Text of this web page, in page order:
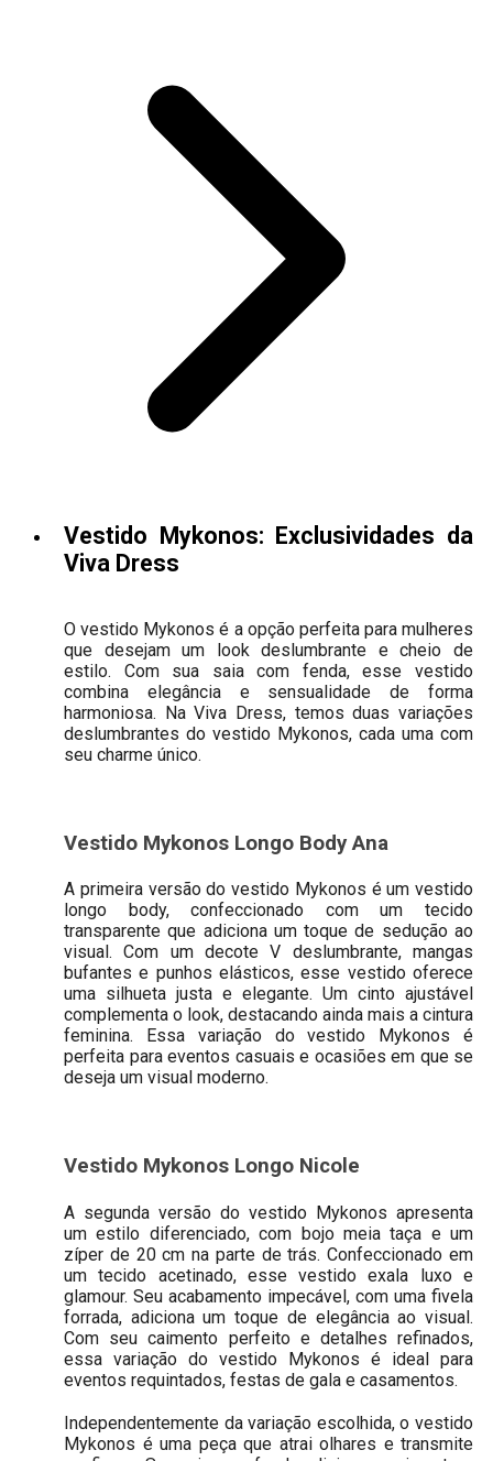
Vestido Mykonos: Exclusividades da
Viva Dress
O vestido Mykonos é a opção perfeita para mulheres
que desejam um look deslumbrante e cheio de
estilo. Com sua saia com fenda, esse vestido
combina elegância e sensualidade de forma
harmoniosa. Na Viva Dress, temos duas variações
deslumbrantes do vestido Mykonos, cada uma com
seu charme único.
Vestido Mykonos Longo Body Ana
A primeira versão do vestido Mykonos é um vestido
longo body, confeccionado com um tecido
transparente que adiciona um toque de sedução ao
visual. Com um decote V deslumbrante, mangas
bufantes e punhos elásticos, esse vestido oferece
uma silhueta justa e elegante. Um cinto ajustável
complementa o look, destacando ainda mais a cintura
feminina. Essa variação do vestido Mykonos é
perfeita para eventos casuais e ocasiões em que se
deseja um visual moderno.
Vestido Mykonos Longo Nicole
A segunda versão do vestido Mykonos apresenta
um estilo diferenciado, com bojo meia taça e um
zíper de 20 cm na parte de trás. Confeccionado em
um tecido acetinado, esse vestido exala luxo e
glamour. Seu acabamento impecável, com uma fivela
forrada, adiciona um toque de elegância ao visual.
Com seu caimento perfeito e detalhes refinados,
essa variação do vestido Mykonos é ideal para
eventos requintados, festas de gala e casamentos.
Independentemente da variação escolhida, o vestido
Mykonos é uma peça que atrai olhares e transmite